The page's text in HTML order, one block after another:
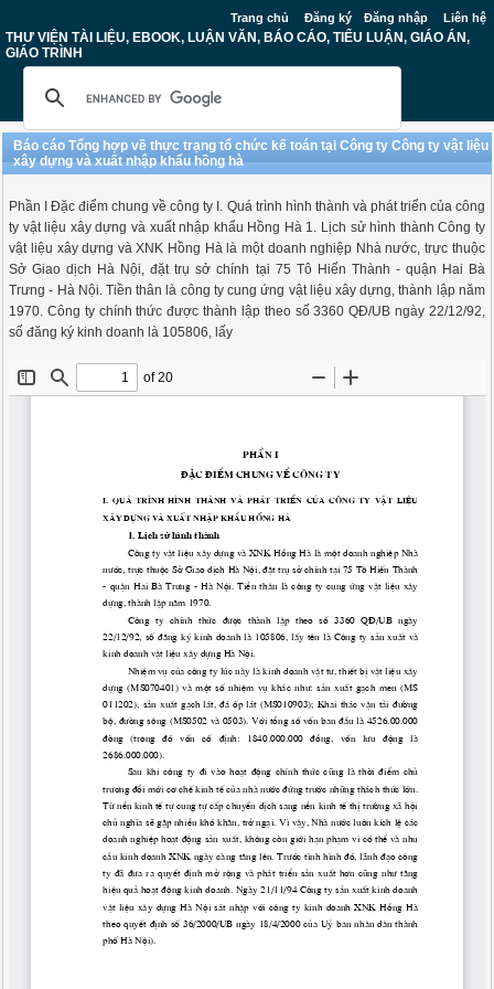
Trang chủ Đăng ký Đăng nhập Liên hệ
THƯ VIỆN TÀI LIỆU, EBOOK, LUẬN VĂN, BÁO CÁO, TIỂU LUẬN, GIÁO ÁN,
GIÁO TRÌNH
Báo cáo Tổng hợp về thực trạng tổ chức kế toán tại Công ty Công ty vật liệu
xây dựng và xuất nhập khẩu hồng hà
Phần I Đặc điểm chung về công ty I. Quá trình hình thành và phát triển của công
ty vật liệu xây dựng và xuất nhập khẩu Hồng Hà 1. Lịch sử hình thành Công ty
vật liệu xây dựng và XNK Hồng Hà là một doanh nghiệp Nhà nước, trực thuộc
Sở Giao dịch Hà Nội, đặt trụ sở chính tại 75 Tô Hiến Thành - quận Hai Bà
Trưng - Hà Nội. Tiền thân là công ty cung ứng vật liệu xây dựng, thành lập năm
1970. Công ty chính thức được thành lập theo số 3360 QĐ/UB ngày 22/12/92,
số đăng ký kinh doanh là 105806, lấy